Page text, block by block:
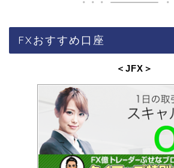
FXおすすめ口座
＜JFX ＞